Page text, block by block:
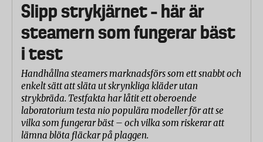
Slipp strykjärnet – här är
steamern som fungerar bäst
i test
Handhållna steamers marknadsförs som ett snabbt och
enkelt sätt att släta ut skrynkliga kläder utan
strykbräda. Testfakta har låtit ett oberoende
laboratorium testa nio populära modeller för att se
vilka som fungerar bäst – och vilka som riskerar att
lämna blöta fläckar på plaggen.